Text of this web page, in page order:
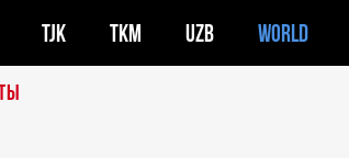
TJK TKM UZB WORLD